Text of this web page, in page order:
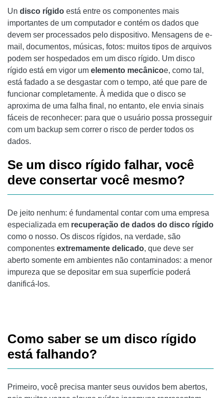
Un disco rígido está entre os componentes mais
importantes de um computador e contém os dados que
devem ser processados ​​pelo dispositivo. Mensagens de e-
mail, documentos, músicas, fotos: muitos tipos de arquivos
podem ser hospedados em um disco rígido. Um disco
rígido está em vigor um elemento mecânicoe, como tal,
está fadado a se desgastar com o tempo, até que pare de
funcionar completamente. À medida que o disco se
aproxima de uma falha final, no entanto, ele envia sinais
fáceis de reconhecer: para que o usuário possa prosseguir
com um backup sem correr o risco de perder todos os
dados.
Se um disco rígido falhar, você
deve consertar você mesmo?
De jeito nenhum: é fundamental contar com uma empresa
especializada em recuperação de dados do disco rígido
como o nosso. Os discos rígidos, na verdade, são
componentes extremamente delicado, que deve ser
aberto somente em ambientes não contaminados: a menor
impureza que se depositar em sua superfície poderá
danificá-los.
Como saber se um disco rígido
está falhando?
Primeiro, você precisa manter seus ouvidos bem abertos,